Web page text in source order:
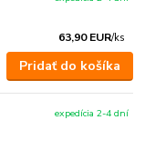
63,90 EUR/ks
Pridať do košíka
expedícia 2-4 dní